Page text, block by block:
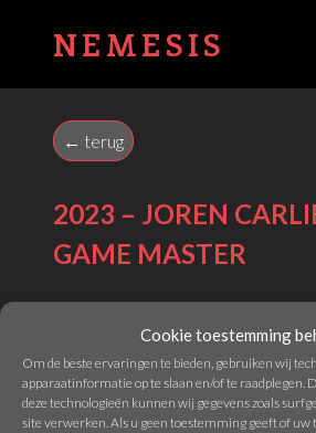
Cookie toestemming
Om de beste ervaringen te bieden, gebruiken wij
apparaatinformatie op te slaan en/of te raadplegen.
deze technologieën kunnen wij gegevens zoals
site verwerken. Als u geen toestemming geeft of
NEMESIS
← terug
2023 – JOREN
GAME MASTER
Webmaster - 21 June 2023